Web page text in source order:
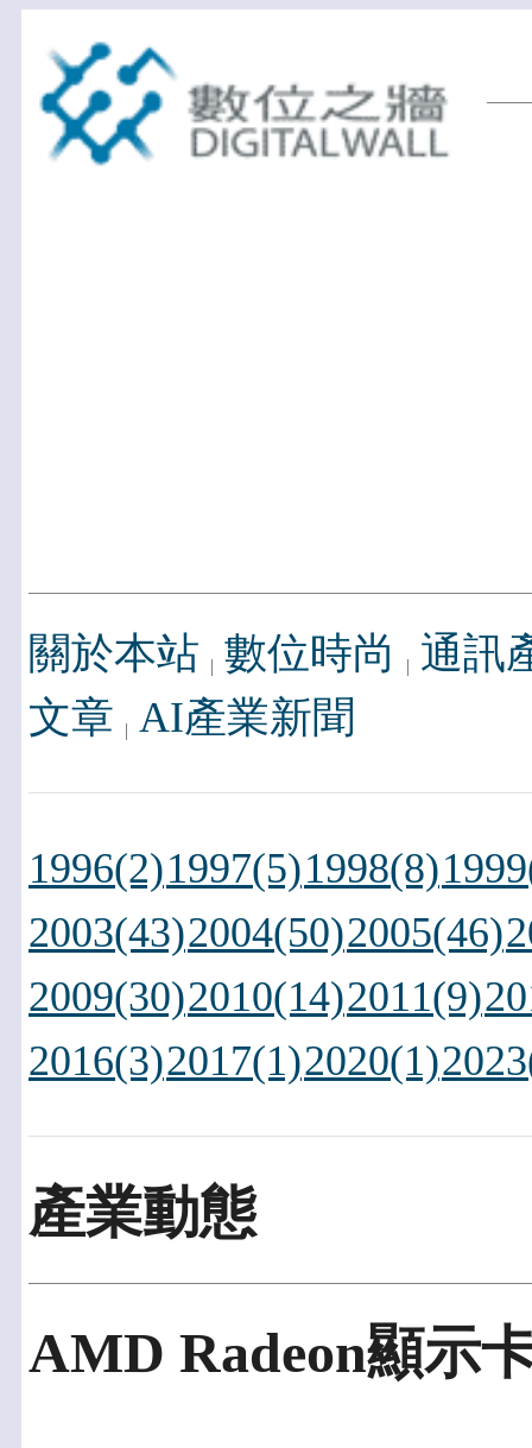
關於本站 數位時尚
通訊
文章 AI產業新聞
1996(2)1997(5)1998(8)
2003(43)2004(50)2005(46)
2009(30)2010(14)2011(9)
2016(3)2017(1)2020(1)
產業動態
AMD Radeon顯示